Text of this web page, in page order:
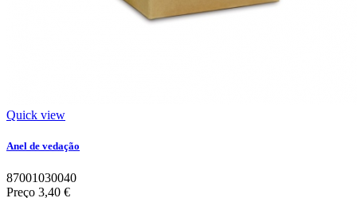
Quick view
Anel de vedação
87001030040
Preço 3,40 €